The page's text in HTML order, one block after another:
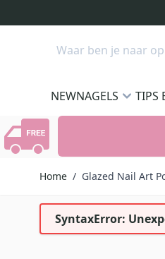
Search
NEWNAGELS TIPS
Home / Glazed Nail Art
SyntaxError: